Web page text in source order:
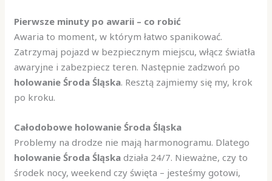
Pierwsze minuty po awarii – co robić
Awaria to moment, w którym łatwo spanikować.
Zatrzymaj pojazd w bezpiecznym miejscu, włącz światła
awaryjne i zabezpiecz teren. Następnie zadzwoń po
holowanie Środa Śląska. Resztą zajmiemy się my, krok
po kroku.
Całodobowe holowanie Środa Śląska
Problemy na drodze nie mają harmonogramu. Dlatego
holowanie Środa Śląska działa 24/7. Nieważne, czy to
środek nocy, weekend czy święta – jesteśmy gotowi,